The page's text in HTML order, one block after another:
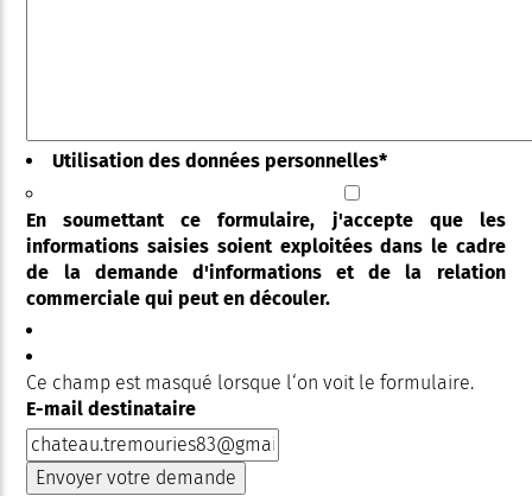
Utilisation des données personnelles*
En soumettant ce formulaire, j'accepte que les
informations saisies soient exploitées dans le cadre
de la demande d'informations et de la relation
commerciale qui peut en découler.
Ce champ est masqué lorsque l‘on voit le formulaire.
E-mail destinataire